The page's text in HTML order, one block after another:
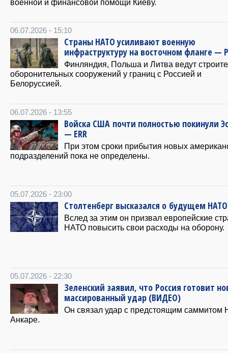
военной и финансовой помощи Киеву.
06.07.2026 - 15:10
Страны НАТО усиливают военную
инфраструктуру на восточном фланге —
Финляндия, Польша и Литва ведут
оборонительных сооружений у границ с Россией и
Белоруссией.
06.07.2026 - 13:55
Войска США почти полностью покинули
— ERR
При этом сроки прибытия новых
подразделений пока не определены.
05.07.2026 - 23:00
Столтенберг высказался о будущем НАТО
Вслед за этим он призвал европейские
НАТО повысить свои расходы на оборону.
05.07.2026 - 22:30
Зеленский заявил, что Россия готовит
массированный удар (ВИДЕО)
Он связал удар с предстоящим саммитом
Анкаре.